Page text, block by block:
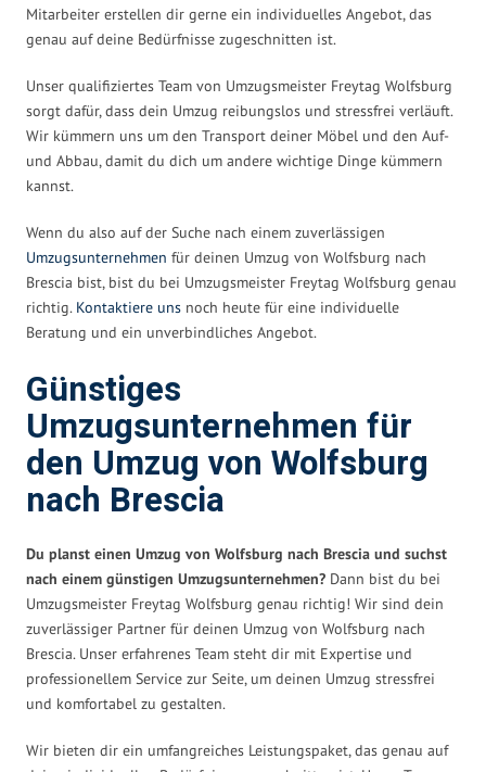
Mitarbeiter erstellen dir gerne ein individuelles Angebot, das
genau auf deine Bedürfnisse zugeschnitten ist.
Unser qualifiziertes Team von Umzugsmeister Freytag Wolfsburg
sorgt dafür, dass dein Umzug reibungslos und stressfrei verläuft.
Wir kümmern uns um den Transport deiner Möbel und den Auf-
und Abbau, damit du dich um andere wichtige Dinge kümmern
kannst.
Wenn du also auf der Suche nach einem zuverlässigen
Umzugsunternehmen für deinen Umzug von Wolfsburg nach
Brescia bist, bist du bei Umzugsmeister Freytag Wolfsburg genau
richtig. Kontaktiere uns noch heute für eine individuelle
Beratung und ein unverbindliches Angebot.
Günstiges
Umzugsunternehmen für
den Umzug von Wolfsburg
nach Brescia
Du planst einen Umzug von Wolfsburg nach Brescia und suchst
nach einem günstigen Umzugsunternehmen? Dann bist du bei
Umzugsmeister Freytag Wolfsburg genau richtig! Wir sind dein
zuverlässiger Partner für deinen Umzug von Wolfsburg nach
Brescia. Unser erfahrenes Team steht dir mit Expertise und
professionellem Service zur Seite, um deinen Umzug stressfrei
und komfortabel zu gestalten.
Wir bieten dir ein umfangreiches Leistungspaket, das genau auf